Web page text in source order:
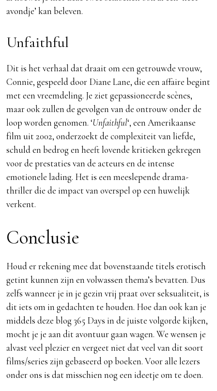
avondje’ kan beleven.
Unfaithful
Dit is het verhaal dat draait om een getrouwde vrouw,
Connie, gespeeld door Diane Lane, die een affaire begint
met een vreemdeling. Je ziet gepassioneerde scènes,
maar ook zullen de gevolgen van de ontrouw onder de
loop worden genomen. ‘Unfaithful‘, een Amerikaanse
film uit 2002, onderzoekt de complexiteit van liefde,
schuld en bedrog en heeft lovende kritieken gekregen
voor de prestaties van de acteurs en de intense
emotionele lading. Het is een meeslepende drama-
thriller die de impact van overspel op een huwelijk
verkent.
Conclusie
Houd er rekening mee dat bovenstaande titels erotisch
getint kunnen zijn en volwassen thema’s bevatten. Dus
zelfs wanneer je in je gezin vrij praat over seksualiteit, is
dit iets om in gedachten te houden. Hoe dan ook kan je
middels deze blog 365 Days in de juiste volgorde kijken,
mocht je je aan dit avontuur gaan wagen. We wensen je
alvast veel plezier en vergeet niet dat veel van dit soort
films/series zijn gebaseerd op boeken. Voor alle lezers
onder ons is dat misschien nog een ideetje om te doen.